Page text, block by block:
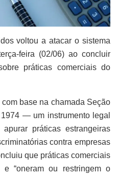
voltou a atacar o sistema
feira (02/06) ao concluir
práticas comerciais do
base na chamada Seção
— um instrumento legal
práticas estrangeiras
contra empresas
que práticas comerciais
e “oneram ou restringem o